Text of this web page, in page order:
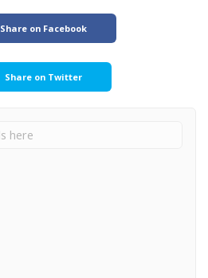
Share on Facebook
Share on Twitter